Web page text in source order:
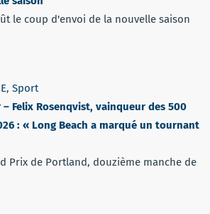
le coup d'envoi de la nouvelle saison
, Sport
– Felix Rosenqvist, vainqueur des 500
: « Long Beach a marqué un tournant
Prix de Portland, douzième manche de